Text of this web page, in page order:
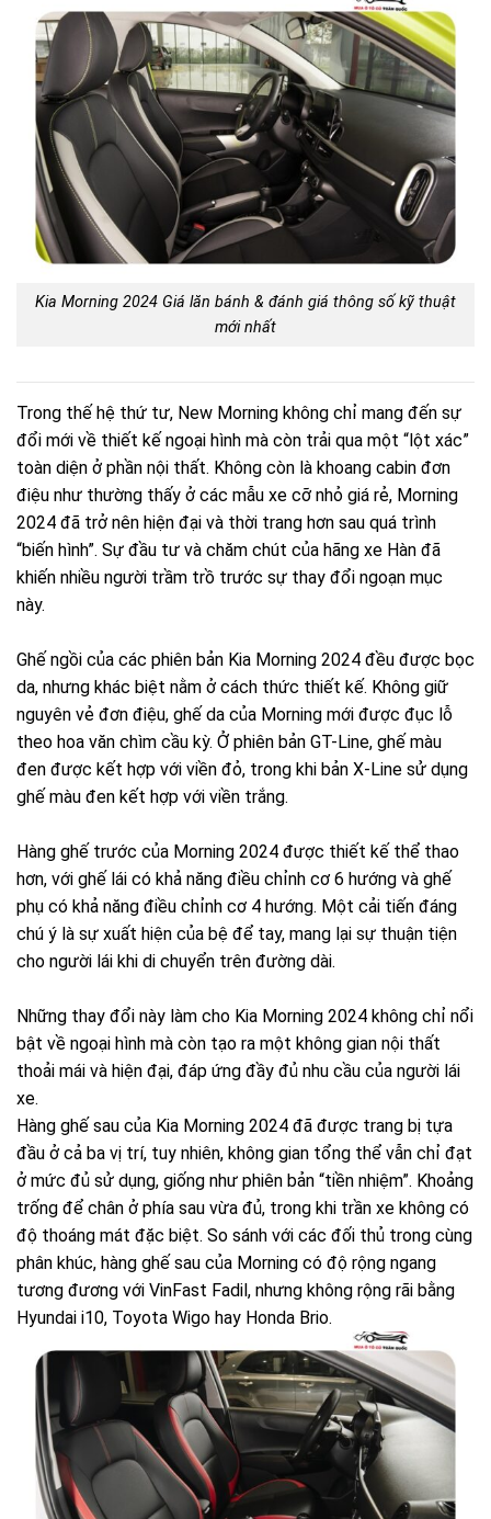
Kia Morning 2024 Giá lăn bánh & đánh giá thông số kỹ thuật
mới nhất
Trong thế hệ thứ tư, New Morning không chỉ mang đến sự
đổi mới về thiết kế ngoại hình mà còn trải qua một “lột xác”
toàn diện ở phần nội thất. Không còn là khoang cabin đơn
điệu như thường thấy ở các mẫu xe cỡ nhỏ giá rẻ, Morning
2024 đã trở nên hiện đại và thời trang hơn sau quá trình
“biến hình”. Sự đầu tư và chăm chút của hãng xe Hàn đã
khiến nhiều người trầm trồ trước sự thay đổi ngoạn mục
này.
Ghế ngồi của các phiên bản Kia Morning 2024 đều được bọc
da, nhưng khác biệt nằm ở cách thức thiết kế. Không giữ
nguyên vẻ đơn điệu, ghế da của Morning mới được đục lỗ
theo hoa văn chìm cầu kỳ. Ở phiên bản GT-Line, ghế màu
đen được kết hợp với viền đỏ, trong khi bản X-Line sử dụng
ghế màu đen kết hợp với viền trắng.
Hàng ghế trước của Morning 2024 được thiết kế thể thao
hơn, với ghế lái có khả năng điều chỉnh cơ 6 hướng và ghế
phụ có khả năng điều chỉnh cơ 4 hướng. Một cải tiến đáng
chú ý là sự xuất hiện của bệ để tay, mang lại sự thuận tiện
cho người lái khi di chuyển trên đường dài.
Những thay đổi này làm cho Kia Morning 2024 không chỉ nổi
bật về ngoại hình mà còn tạo ra một không gian nội thất
thoải mái và hiện đại, đáp ứng đầy đủ nhu cầu của người lái
xe.
Hàng ghế sau của Kia Morning 2024 đã được trang bị tựa
đầu ở cả ba vị trí, tuy nhiên, không gian tổng thể vẫn chỉ đạt
ở mức đủ sử dụng, giống như phiên bản “tiền nhiệm”. Khoảng
trống để chân ở phía sau vừa đủ, trong khi trần xe không có
độ thoáng mát đặc biệt. So sánh với các đối thủ trong cùng
phân khúc, hàng ghế sau của Morning có độ rộng ngang
tương đương với VinFast Fadil, nhưng không rộng rãi bằng
Hyundai i10, Toyota Wigo hay Honda Brio.